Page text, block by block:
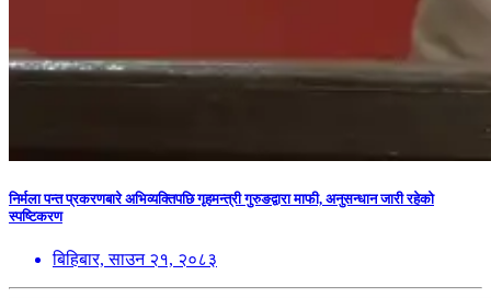
निर्मला पन्त प्रकरणबारे अभिव्यक्तिपछि गृहमन्त्री गुरुङद्वारा माफी, अनुसन्धान जारी रहेको
स्पष्टिकरण
बिहिबार, साउन २१, २०८३